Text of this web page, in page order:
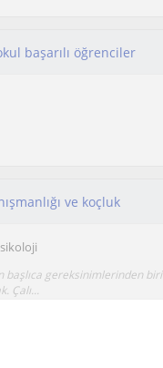
başarılı öğrenciler
ve koçluk
başlıca gereksinimlerinden biri
Çalı...